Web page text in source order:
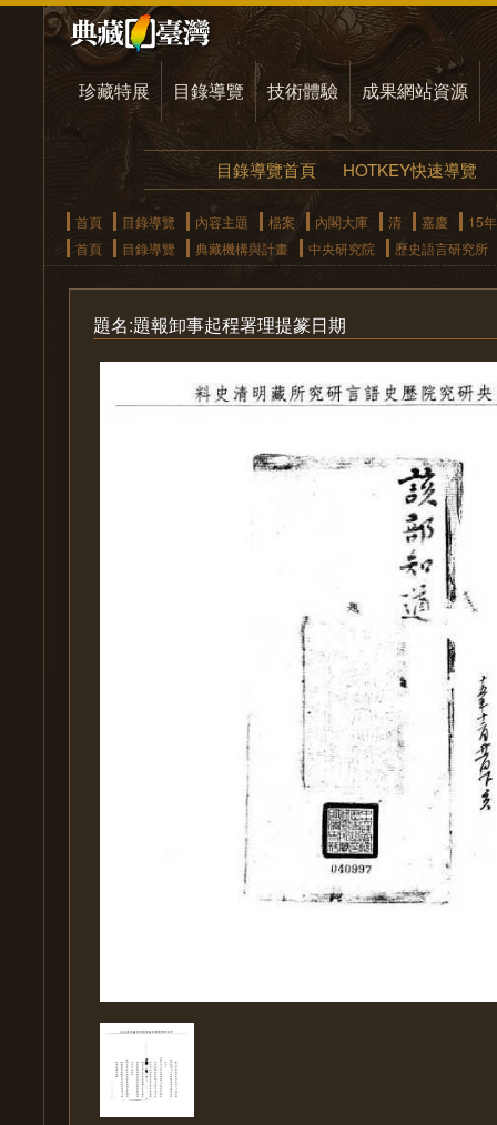
珍藏特展 目錄導覽 技術體驗 成果網站資源
目錄導覽首頁 HOTKEY快速導覽
首頁 目錄導覽 內容主題 檔案 內閣大庫 清 嘉慶
15年
首頁
目錄導覽 典藏機構與計畫 中央研究院 歷史語言研究所
題名:題報卸事起程署理提篆日期